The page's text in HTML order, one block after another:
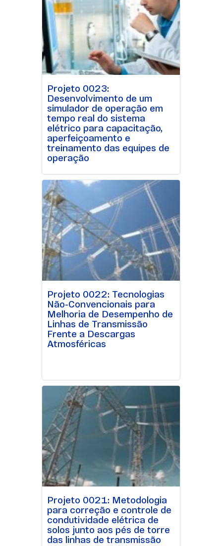
Projeto 0023:
Desenvolvimento de um
simulador de operação em
tempo real do sistema
elétrico para capacitação,
aperfeiçoamento e
treinamento das equipes de
operação
Projeto 0022: Tecnologias
Não-Convencionais para
Melhoria de Desempenho de
Linhas de Transmissão
Frente a Descargas
Atmosféricas
Projeto 0021: Metodologia
para correção e controle de
condutividade elétrica de
solos junto aos pés de torre
das linhas de transmissão